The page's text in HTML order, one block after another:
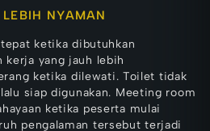
NYAMAN
ketika dibutuhkan
kerja yang jauh lebih
ketika dilewati. Toilet tidak
siap digunakan. Meeting room
ketika peserta mulai
pengalaman tersebut terjadi